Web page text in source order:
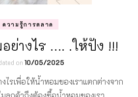
ความรู้การตลาด
ย่างไร …. .ให้ปัง !!!
on 10/05/2025
ไรเพื่อให้น้ำหอมของเราแตกต่างจาก